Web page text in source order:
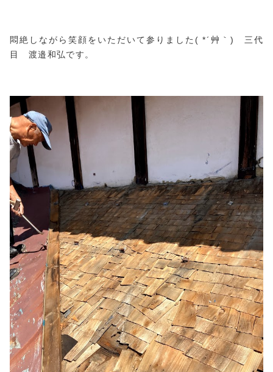
悶絶しながら笑顔をいただいて参りました( *´艸｀) 三代
目 渡邉和弘です。